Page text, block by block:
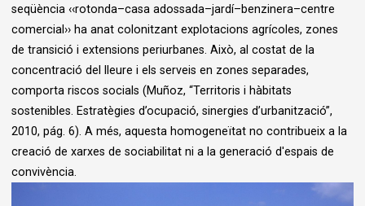
seqüència ‹‹rotonda–casa adossada–jardí–benzinera–centre
comercial›› ha anat colonitzant explotacions agrícoles, zones
de transició i extensions periurbanes. Això, al costat de la
concentració del lleure i els serveis en zones separades,
comporta riscos socials (Muñoz, “Territoris i hàbitats
sostenibles. Estratègies d’ocupació, sinergies d’urbanització”,
2010, pág. 6). A més, aquesta homogeneïtat no contribueix a la
creació de xarxes de sociabilitat ni a la generació d'espais de
convivència.